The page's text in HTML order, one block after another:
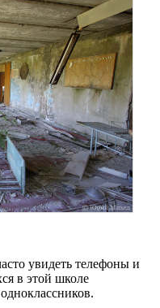
увидеть телефоны и
в этой школе